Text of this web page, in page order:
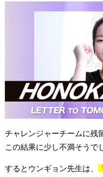
チャレンジャーチームに残
この結果に少し不満そうで
するとウンギョン先生は、